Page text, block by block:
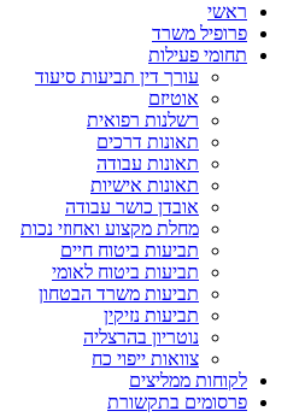
ראשי
פרופיל משרד
תחומי פעילות
עורך דין תביעות סיעוד
אוטיזם
רשלנות רפואית
תאונות דרכים
תאונות עבודה
תאונות אישיות
אובדן כושר עבודה
מחלת מקצוע ואחוזי נכות
תביעות ביטוח חיים
תביעות ביטוח לאומי
תביעות משרד הבטחון
תביעות נזיקין
נוטריון בהרצליה
צוואות ייפוי כח
לקוחות ממליצים
פרסומים בתקשורת